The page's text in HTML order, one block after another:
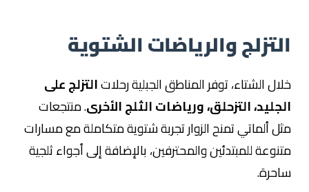
التزلج والرياضات الشتوية
خلال الشتاء، توفر المناطق الجبلية رحلاتالتزلج على
الجليد، التزحلق، ورياضات الثلج الأخرى. منتجعات
مثل ألماتي تمنح الزوار تجربة شتوية متكاملة مع مسارات
متنوعة للمبتدئين والمحترفين، بالإضافة إلى أجواء ثلجية
ساحرة.